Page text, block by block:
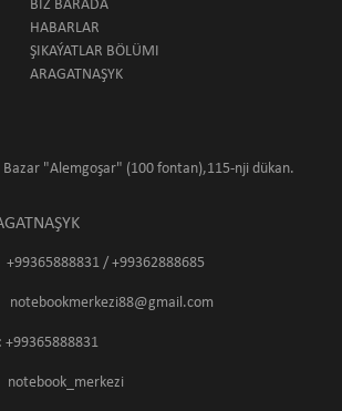
BIZ BARADA
HABARLAR
ŞIKAÝATLAR BÖLÜMI
ARAGATNAŞYK
Bazar "Alemgoşar" (100 fontan),115-nji dükan.
+99365888831 / +99362888685
notebookmerkezi88@gmail.com
+99365888831
notebook_merkezi